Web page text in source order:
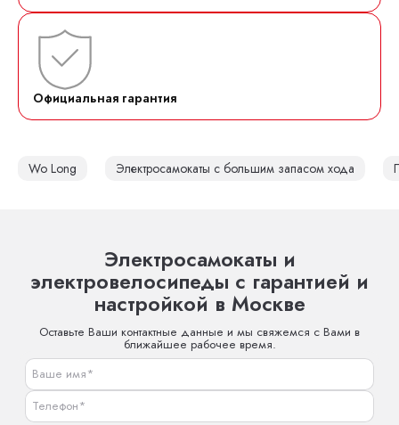
Официальная гарантия
Wo Long Электросамокаты с большим запасом хода
Электросамокаты и
электровелосипеды с гарантией и
настройкой в Москве
Оставьте Ваши контактные данные и мы свяжемся с Вами в
ближайшее рабочее время.